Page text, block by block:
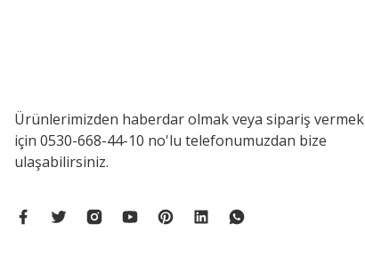
Ürünlerimizden haberdar olmak veya sipariş vermek
için 0530-668-44-10 no'lu telefonumuzdan bize
ulaşabilirsiniz.